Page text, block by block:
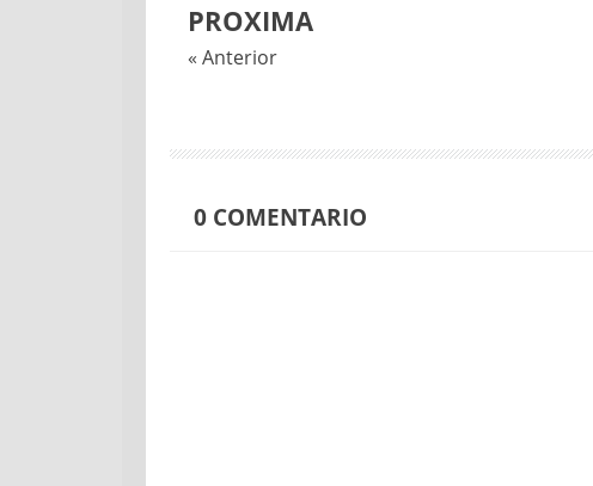
PROXIMA
« Anterior
0 COMENTARIO